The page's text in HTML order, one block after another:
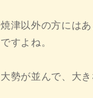
焼津以外の方には
ですよね。
大勢が並んで、大